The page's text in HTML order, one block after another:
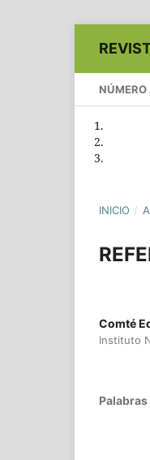
INICIO /
Comté
Instituto
Palabras